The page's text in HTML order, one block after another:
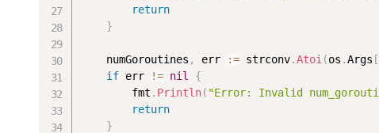
return
}
    numGoroutines
, err := strconv.Atoi (os .Args [
if err != nil
{
        fmt
. Println( "Error: Invalid
return
}